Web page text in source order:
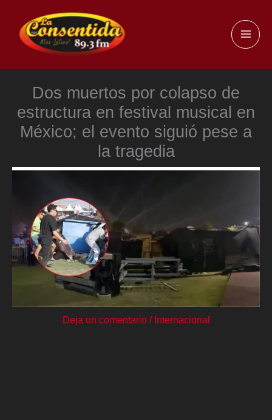
contenido
Dos muertos por colapso de
estructura en festival musical en
México; el evento siguió pese a
la tragedia
Deja un comentario / Internacional